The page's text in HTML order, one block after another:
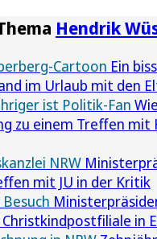
Hendrik
Cartoon Ein
im Urlaub mit den
ist Politik-Fan
zu einem Treffen mit
NRW
mit JU in der Kritik
in